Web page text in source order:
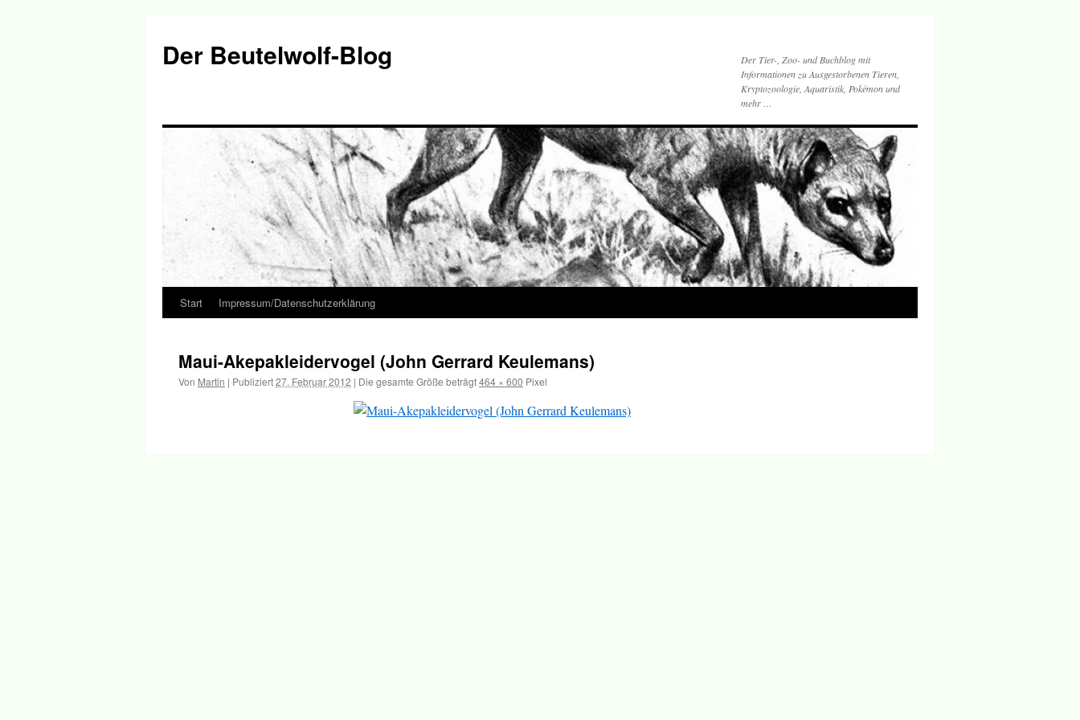
Der Beutelwolf-Blog
Der Tier-, Zoo- und Buchblog mit
Informationen zu Ausgestorbenen Tieren,
Kryptozoologie, Aquaristik, Pokémon und
mehr …
Springe
Inhalt
Start Impressum/Datenschutzerklärung
Maui-Akepakleidervogel (John Gerrard Keulemans)
Von Martin | Publiziert27. Februar 2012 | Die gesamte Größe beträgt464 × 600 Pixel